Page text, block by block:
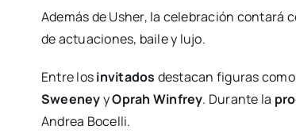
Además de Usher, la celebración contará
de actuaciones, baile y lujo.
Entre losinvitados destacan figuras
SweeneyyOprah Winfrey. Durante la
Andrea Bocelli.